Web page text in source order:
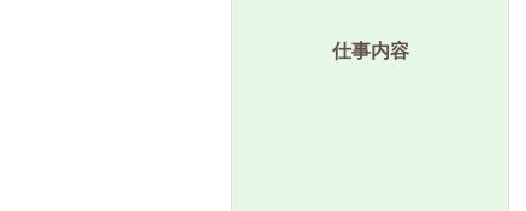
仕事内容